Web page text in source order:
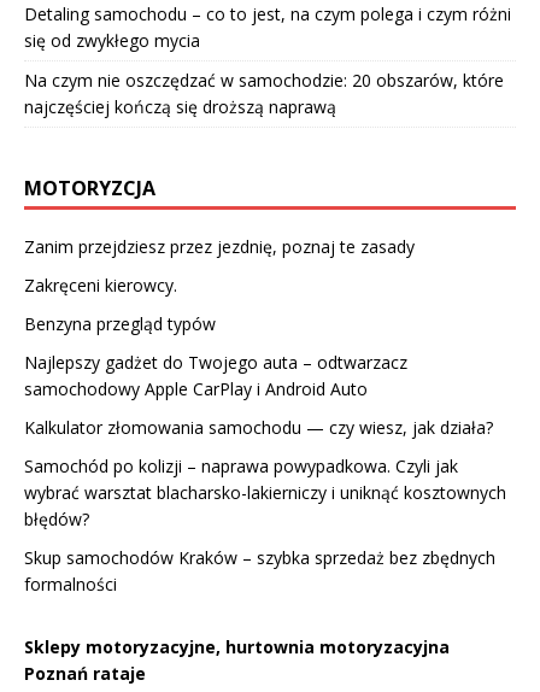
Detaling samochodu – co to jest, na czym polega i czym różni
się od zwykłego mycia
Na czym nie oszczędzać w samochodzie: 20 obszarów, które
najczęściej kończą się droższą naprawą
MOTORYZCJA
Zanim przejdziesz przez jezdnię, poznaj te zasady
Zakręceni kierowcy.
Benzyna przegląd typów
Najlepszy gadżet do Twojego auta – odtwarzacz
samochodowy Apple CarPlay i Android Auto
Kalkulator złomowania samochodu — czy wiesz, jak działa?
Samochód po kolizji – naprawa powypadkowa. Czyli jak
wybrać warsztat blacharsko-lakierniczy i uniknąć kosztownych
błędów?
Skup samochodów Kraków – szybka sprzedaż bez zbędnych
formalności
Sklepy motoryzacyjne, hurtownia motoryzacyjna
Poznań rataje